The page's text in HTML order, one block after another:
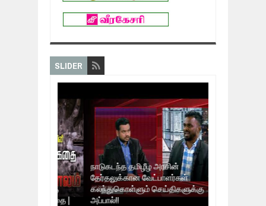
SLIDER
நாடுகடந்த தமிழீழ அரசின்
தேர்தலுக்கான வேட்பாளர்கள்
கலந்துகொள்ளும் செய்திகளுக்கு
அப்பால்!!